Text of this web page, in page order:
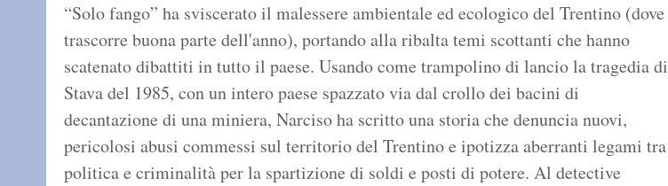
“Solo fango” ha sviscerato il malessere ambientale ed ecologico del Trentino (dove
trascorre buona parte dell'anno), portando alla ribalta temi scottanti che hanno
scatenato dibattiti in tutto il paese. Usando come trampolino di lancio la tragedia di
Stava del 1985, con un intero paese spazzato via dal crollo dei bacini di
decantazione di una miniera, Narciso ha scritto una storia che denuncia nuovi,
pericolosi abusi commessi sul territorio del Trentino e ipotizza aberranti legami tra
politica e criminalità per la spartizione di soldi e posti di potere. Al detective